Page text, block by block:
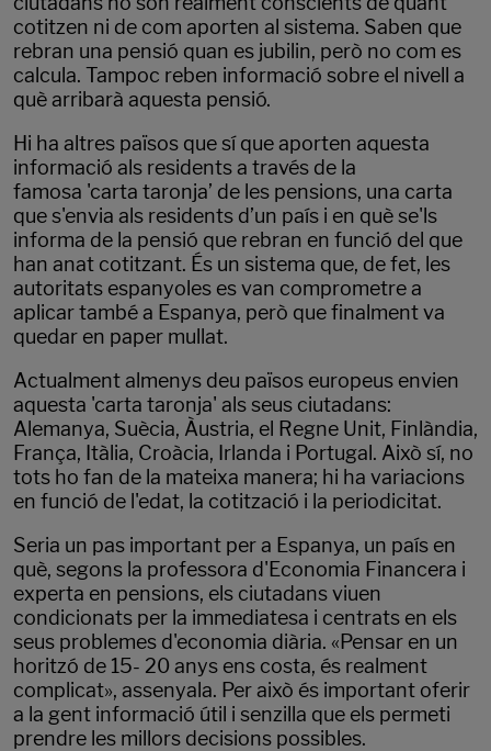
cotitzen ni de com aporten al sistema. Saben que
rebran una pensió quan es jubilin, però no com es
calcula. Tampoc reben informació sobre el nivell a
què arribarà aquesta pensió.
Hi ha altres països que sí que aporten aquesta
informació als residents a través de la
famosa 'carta taronja’ de les pensions, una carta
que s'envia als residents d’un país i en què se'ls
informa de la pensió que rebran en funció del que
han anat cotitzant. És un sistema que, de fet, les
autoritats espanyoles es van comprometre a
aplicar també a Espanya, però que finalment va
quedar en paper mullat.
Actualment almenys deu països europeus envien
aquesta 'carta taronja' als seus ciutadans:
Alemanya, Suècia, Àustria, el Regne Unit, Finlàndia,
França, Itàlia, Croàcia, Irlanda i Portugal. Això sí, no
tots ho fan de la mateixa manera; hi ha variacions
en funció de l'edat, la cotització i la periodicitat.
Seria un pas important per a Espanya, un país en
què, segons la professora d'Economia Financera i
experta en pensions, els ciutadans viuen
condicionats per la immediatesa i centrats en els
seus problemes d'economia diària. «Pensar en un
horitzó de 15- 20 anys ens costa, és realment
complicat», assenyala. Per això és important oferir
a la gent informació útil i senzilla que els permeti
prendre les millors decisions possibles.